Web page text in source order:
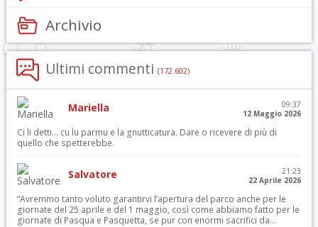
Archivio
Ultimi commenti (172.602)
Mariella
09:37
12 Maggio 2026
Ci li detti… cu lu parmu e la gnutticatura. Dare o ricevere di più di
quello che spetterebbe.
Salvatore
21:23
22 Aprile 2026
“Avremmo tanto voluto garantirvi l’apertura del parco anche per le
giornate del 25 aprile e del 1 maggio, così come abbiamo fatto per le
giornate di Pasqua e Pasquetta, se pur con enormi sacrifici da...